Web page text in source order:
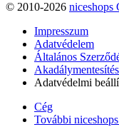
© 2010-2026 niceshops
Impresszum
Adatvédelem
Általános
Adatvédelmi
Cég
További